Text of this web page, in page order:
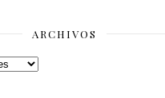
ARCHIVOS